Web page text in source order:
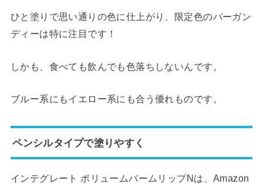
ひと塗りで思い通りの色に仕上がり、限定色のバーガン
ディーは特に注目です！
しかも、食べても飲んでも色落ちしないんです。
ブルー系にもイエロー系にも合う優れものです。
ペンシルタイプで塗りやすく
インテグレート ボリュームバームリップNは、Amazon